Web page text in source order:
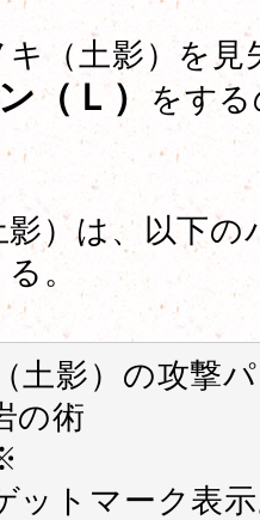
キ（土影）を
（Ｌ） をす
）は、以下の
。
土影）の攻撃
の術
トマーク表